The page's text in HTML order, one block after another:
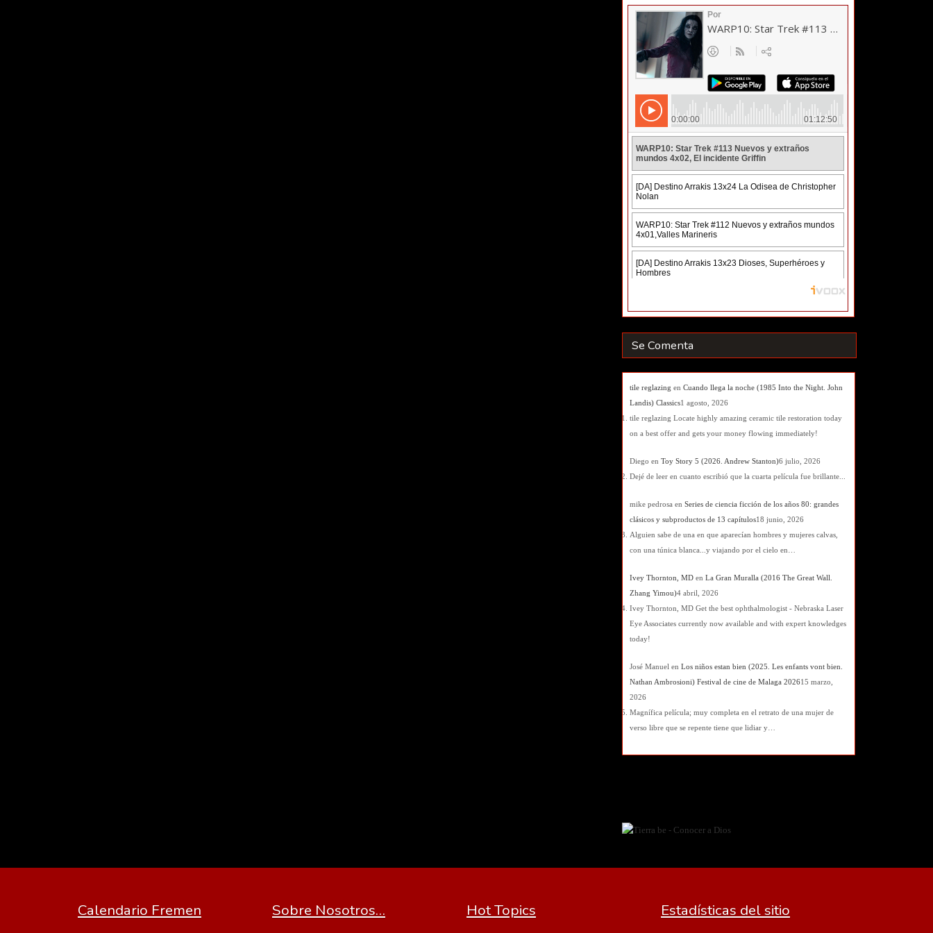
Se Comenta
tile reglazing en Cuando llega la noche (1985 Into the Night. John
Landis) Classics1 agosto, 2026
tile reglazing Locate highly amazing ceramic tile restoration today
on a best offer and gets your money flowing immediately!
Diego en Toy Story 5 (2026. Andrew Stanton)6 julio, 2026
Dejé de leer en cuanto escribió que la cuarta película fue brillante...
mike pedrosa en Series de ciencia ficción de los años 80: grandes
clásicos y subproductos de 13 capítulos18 junio, 2026
Alguien sabe de una en que aparecían hombres y mujeres calvas,
con una túnica blanca...y viajando por el cielo en…
Ivey Thornton, MD en La Gran Muralla (2016 The Great Wall.
Zhang Yimou)4 abril, 2026
Ivey Thornton, MD Get the best ophthalmologist - Nebraska Laser
Eye Associates currently now available and with expert knowledges
today!
José Manuel en Los niños estan bien (2025. Les enfants vont bien.
Nathan Ambrosioni) Festival de cine de Malaga 202615 marzo,
2026
Magnífica película; muy completa en el retrato de una mujer de
verso libre que se repente tiene que lidiar y…
Calendario Fremen Sobre Nosotros… Hot Topics Estadísticas del sitio